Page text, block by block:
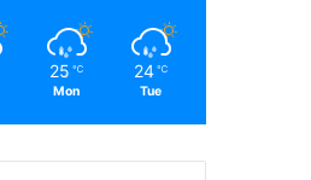
25 ℃
Mon
24 ℃
Tue